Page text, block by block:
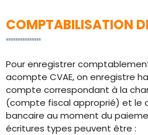
COMPTABILISATION
Pour enregistrer
acompte CVAE, on enregistre
compte correspondant à la
(compte fiscal approprié) et le
bancaire au moment du
écritures types peuvent être :